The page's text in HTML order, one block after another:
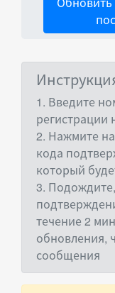
1. Введите
регистрации
2. Нажмите
кода
который
3.
течение 2
обновления,
сообщения